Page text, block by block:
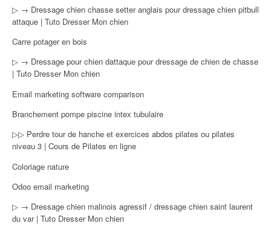
▷ → Dressage chien chasse setter anglais pour dressage chien pitbull
attaque | Tuto Dresser Mon chien
Carre potager en bois
▷ → Dressage pour chien dattaque pour dressage de chien de chasse
| Tuto Dresser Mon chien
Email marketing software comparison
Branchement pompe piscine intex tubulaire
▷▷ Perdre tour de hanche et exercices abdos pilates ou pilates
niveau 3 | Cours de Pilates en ligne
Coloriage nature
Odoo email marketing
▷ → Dressage chien malinois agressif / dressage chien saint laurent
du var | Tuto Dresser Mon chien